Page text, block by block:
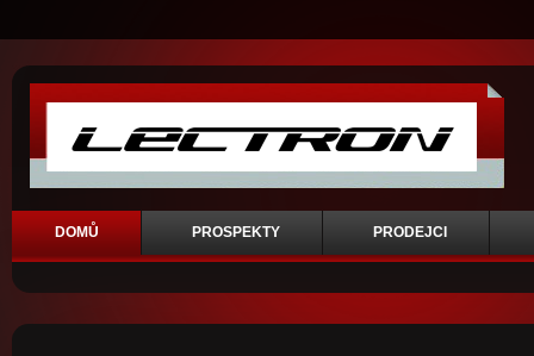
DOMŮ PROSPEKTY PRODEJCI